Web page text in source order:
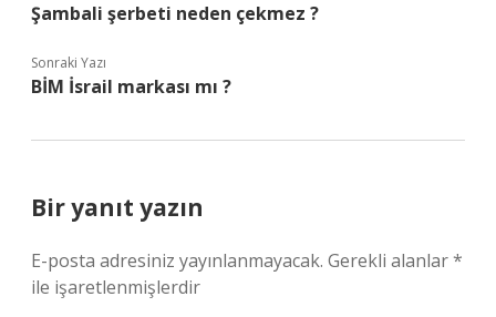
Şambali şerbeti neden çekmez ?
Sonraki Yazı
BİM İsrail markası mı ?
Bir yanıt yazın
E-posta adresiniz yayınlanmayacak. Gerekli alanlar*
ile işaretlenmişlerdir